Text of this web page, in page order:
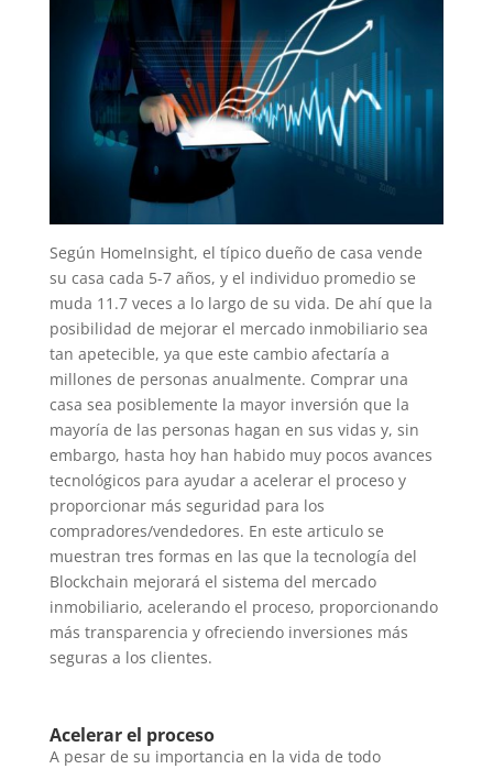
Según HomeInsight, el típico dueño de casa vende
su casa cada 5-7 años, y el individuo promedio se
muda 11.7 veces a lo largo de su vida. De ahí que la
posibilidad de mejorar el mercado inmobiliario sea
tan apetecible, ya que este cambio afectaría a
millones de personas anualmente. Comprar una
casa sea posiblemente la mayor inversión que la
mayoría de las personas hagan en sus vidas y, sin
embargo, hasta hoy han habido muy pocos avances
tecnológicos para ayudar a acelerar el proceso y
proporcionar más seguridad para los
compradores/vendedores. En este articulo se
muestran tres formas en las que la tecnología del
Blockchain mejorará el sistema del mercado
inmobiliario, acelerando el proceso, proporcionando
más transparencia y ofreciendo inversiones más
seguras a los clientes.
Acelerar el proceso
A pesar de su importancia en la vida de todo